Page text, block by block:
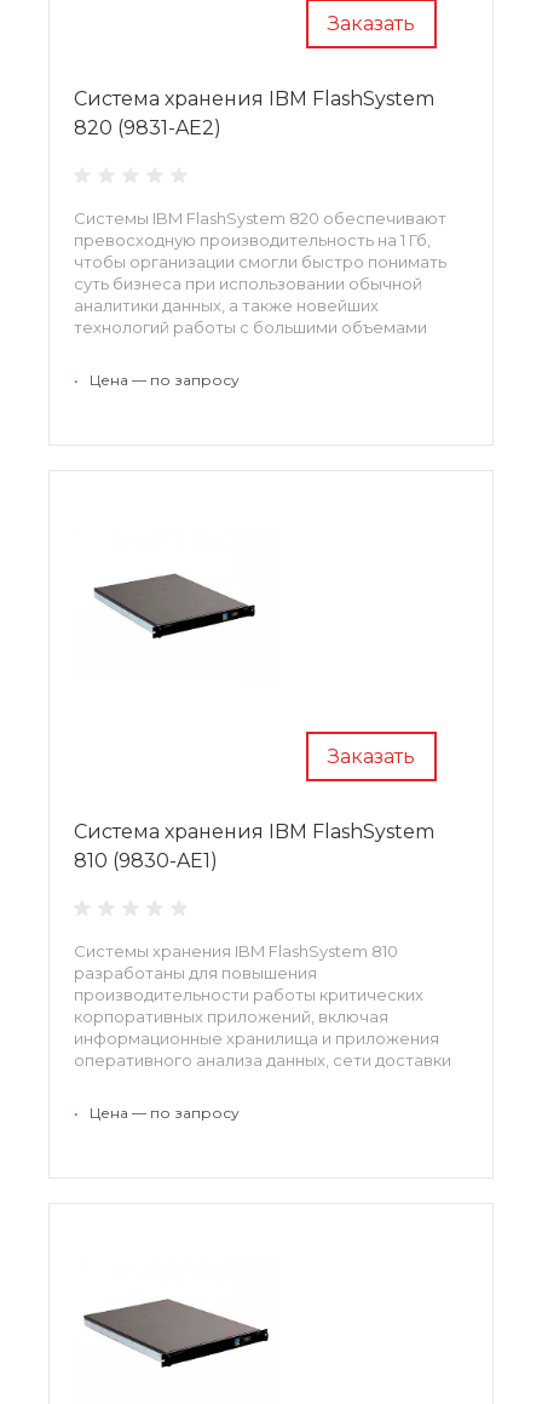
Заказать
Система хранения IBM FlashSystem
820 (9831-AE2)
Системы IBM FlashSystem 820 обеспечивают
превосходную производительность на 1 Гб,
чтобы организации смогли быстро понимать
суть бизнеса при использовании обычной
аналитики данных, а также новейших
технологий работы с большими объемами
• Цена — по запросу
Заказать
Система хранения IBM FlashSystem
810 (9830-AE1)
Системы хранения IBM FlashSystem 810
разработаны для повышения
производительности работы критических
корпоративных приложений, включая
информационные хранилища и приложения
оперативного анализа данных, сети доставки
моделирования и имитационного
• Цена — по запросу